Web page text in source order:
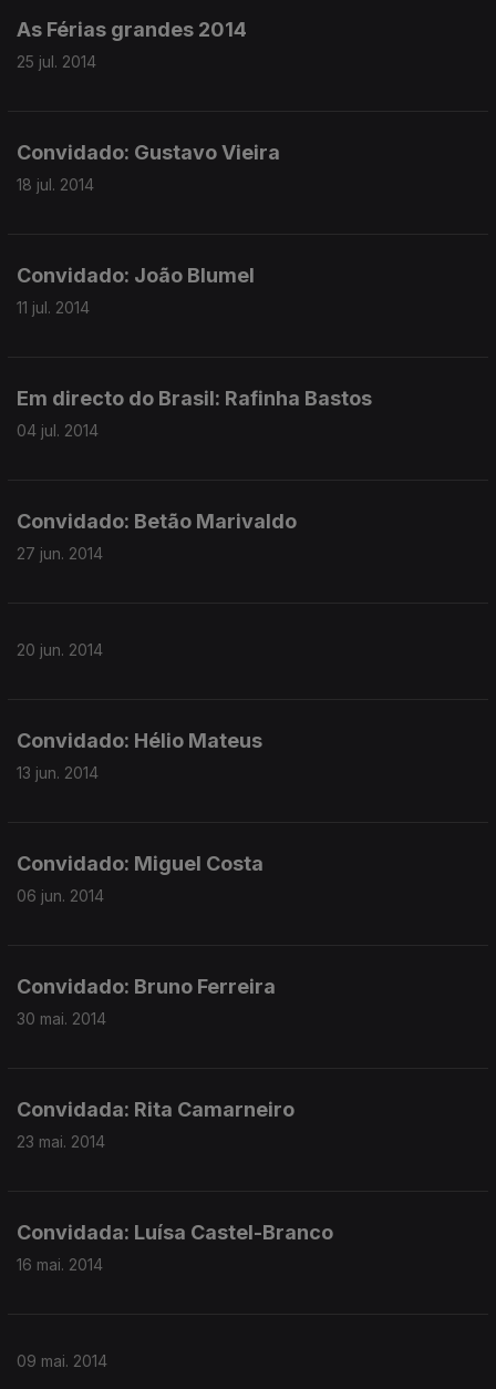
As Férias grandes 2014
25 jul. 2014
Convidado: Gustavo Vieira
18 jul. 2014
Convidado: João Blumel
11 jul. 2014
Em directo do Brasil: Rafinha Bastos
04 jul. 2014
Convidado: Betão Marivaldo
27 jun. 2014
20 jun. 2014
Convidado: Hélio Mateus
13 jun. 2014
Convidado: Miguel Costa
06 jun. 2014
Convidado: Bruno Ferreira
30 mai. 2014
Convidada: Rita Camarneiro
23 mai. 2014
Convidada: Luísa Castel-Branco
16 mai. 2014
09 mai. 2014